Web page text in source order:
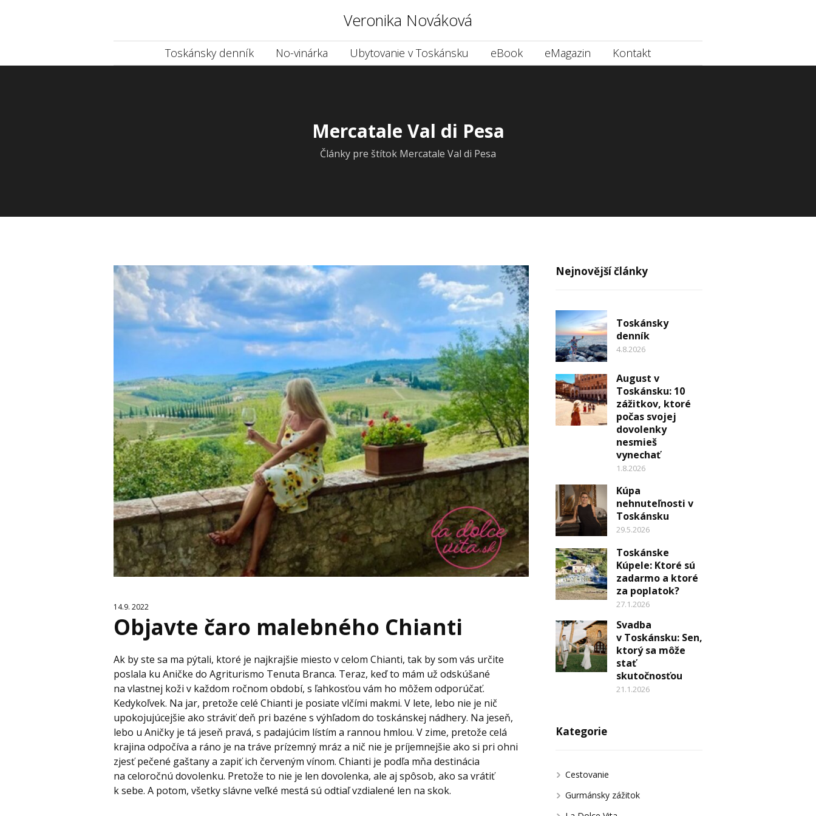
Veronika Nováková
Toskánsky denník No-vinárka Ubytovanie v Toskánsku eBook eMagazin Kontakt
Mercatale Val di Pesa
Články pre štítok Mercatale Val di Pesa
14.9. 2022
Objavte čaro malebného Chianti
Ak by ste sa ma pýtali, ktoré je najkrajšie miesto v celom Chianti, tak by som vás určite
poslala ku Aničke do Agriturismo Tenuta Branca. Teraz, keď to mám už odskúšané
na vlastnej koži v každom ročnom období, s ľahkosťou vám ho môžem odporúčať.
Kedykoľvek. Na jar, pretože celé Chianti je posiate vlčími makmi. V lete, lebo nie je nič
upokojujúcejšie ako stráviť deň pri bazéne s výhľadom do toskánskej nádhery. Na jeseň,
lebo u Aničky je tá jeseň pravá, s padajúcim lístím a rannou hmlou. V zime, pretože celá
krajina odpočíva a ráno je na tráve prízemný mráz a nič nie je príjemnejšie ako si pri ohni
zjesť pečené gaštany a zapiť ich červeným vínom. Chianti je podľa mňa destinácia
na celoročnú dovolenku. Pretože to nie je len dovolenka, ale aj spôsob, ako sa vrátiť
k sebe. A potom, všetky slávne veľké mestá sú odtiaľ vzdialené len na skok.
Nejnovější články
Toskánsky
denník
4.8.2026
August v
Toskánsku: 10
zážitkov, ktoré
počas svojej
dovolenky
nesmieš
vynechať
1.8.2026
Kúpa
nehnuteľnosti v
Toskánsku
29.5.2026
Toskánske
Kúpele: Ktoré sú
zadarmo a ktoré
za poplatok?
27.1.2026
Svadba
v Toskánsku: Sen,
ktorý sa môže
stať
skutočnosťou
21.1.2026
Kategorie
Cestovanie
Gurmánsky zážitok